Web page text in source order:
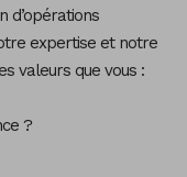
d’opérations
expertise et notre
valeurs que vous :
?